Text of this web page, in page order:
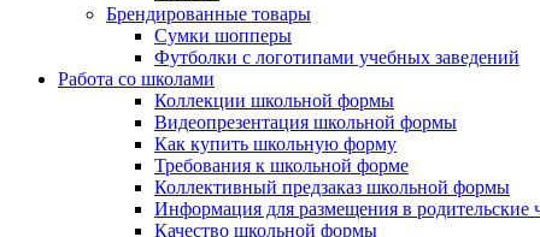
Брендированные товары
Сумки шопперы
Футболки с логотипами учебных заведений
Работа со школами
Коллекции школьной формы
Видеопрезентация школьной формы
Как купить школьную форму
Требования к школьной форме
Коллективный предзаказ школьной формы
Информация для размещения в родительские
Качество школьной формы